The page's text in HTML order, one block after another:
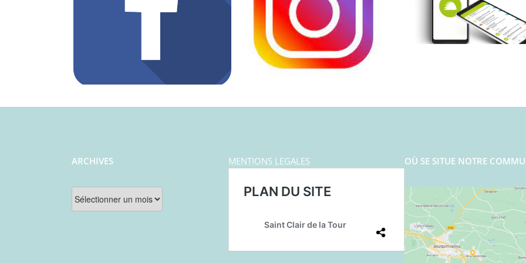
ARCHIVES
Archives
MENTIONS LEGALES OÙ SE SITUE NOTRE